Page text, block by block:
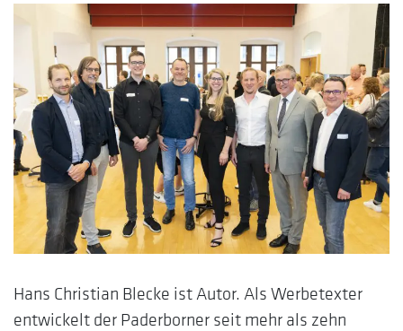
Hans Christian Blecke ist Autor. Als Werbetexter
entwickelt der Paderborner seit mehr als zehn